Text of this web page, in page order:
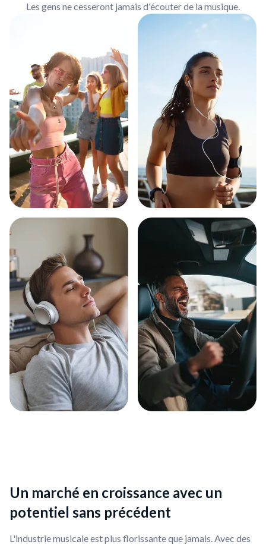
Les gens ne cesseront jamais d'écouter de la musique.
Un marché en croissance avec un
potentiel sans précédent
L'industrie musicale est plus florissante que jamais. Avec des